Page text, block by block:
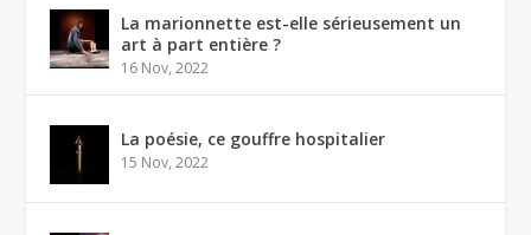
La marionnette est-elle sérieusement un
art à part entière ?
16 Nov, 2022
La poésie, ce gouffre hospitalier
15 Nov, 2022